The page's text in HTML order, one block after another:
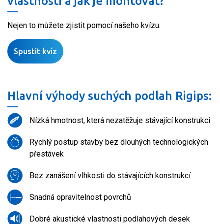
Nejen to můžete zjistit pomocí našeho kvízu.
Spustit kvíz
Hlavní výhody suchých podlah Rigips:
Nízká hmotnost, která nezatěžuje stávající konstrukci
Rychlý postup stavby bez dlouhých technologických
přestávek
Bez zanášení vlhkosti do stávajících konstrukcí
Snadná opravitelnost povrchů
Dobré akustické vlastnosti podlahových desek